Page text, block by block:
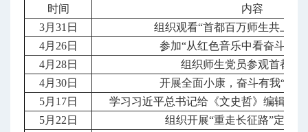
时间
内容
3月31日
组织观看“首都百万师生共上一
4月26日
参加“从红色音乐中看奋斗百
4月28日
组织师生党员参观首都博
4月30日
开展全面小康，奋斗有我“五
5月17日
学习习近平总书记给《文史哲》编辑部
5月22日
组织开展“重走长征路”定向